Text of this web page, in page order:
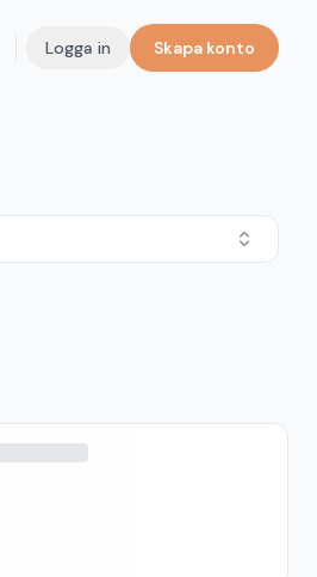
Logga in Skapa konto